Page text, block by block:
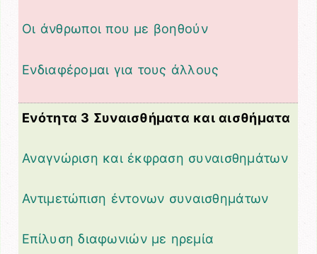
Οι άνθρωποι που με βοηθούν
Ενδιαφέρομαι για τους άλλους
Ενότητα 3 Συναισθήματα και αισθήματα
Αναγνώριση και έκφραση συναισθημάτων
Αντιμετώπιση έντονων συναισθημάτων
Επίλυση διαφωνιών με ηρεμία